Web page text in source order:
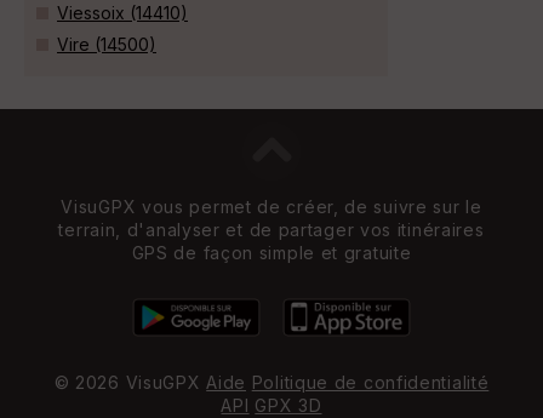
Viessoix (14410)
Vire (14500)
VisuGPX vous permet de créer, de suivre sur le
terrain, d'analyser et de partager vos itinéraires
GPS de façon simple et gratuite
© 2026 VisuGPX Aide Politique de confidentialité
API GPX 3D